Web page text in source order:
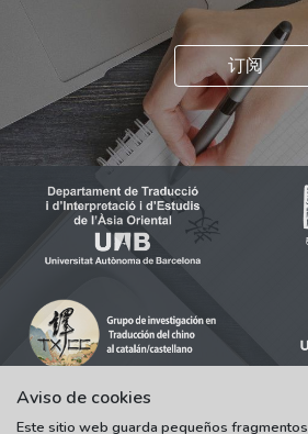
订阅
Aviso de cookies
Este sitio web guarda pequeños fragmentos